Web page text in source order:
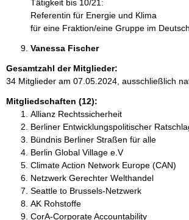
Tätigkeit bis 10/21:
Referentin für Energie und Klima
für eine Fraktion/eine Gruppe im
Vanessa Fischer
Gesamtzahl der Mitglieder:
34 Mitglieder am 07.05.2024, ausschließlich
Mitgliedschaften (12):
Allianz Rechtssicherheit
Berliner Entwicklungspolitischer
Bündnis Berliner Straßen für alle
Berlin Global Village e.V
Climate Action Network Europe (CAN)
Netzwerk Gerechter Welthandel
Seattle to Brussels-Netzwerk
AK Rohstoffe
CorA-Corporate Accountability